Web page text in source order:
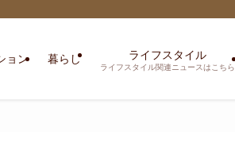
ョン 暮らし ライフスタイル
ライフスタイル関連ニュースはこちら